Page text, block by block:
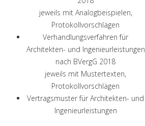
jeweils mit Analogbeispielen,
Protokollvorschlägen
Verhandlungsverfahren für
Architekten- und Ingenieurleistungen
nach BVergG 2018
jeweils mit Mustertexten,
Protokollvorschlägen
Vertragsmuster für Architekten- und
Ingenieurleistungen